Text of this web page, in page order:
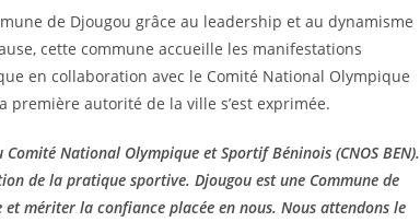
de Djougou grâce au leadership et au dynamisme
cette commune accueille les manifestations
en collaboration avec le Comité National Olympique
première autorité de la ville s’est exprimée.
National Olympique et Sportif Béninois (CNOS BEN).
de la pratique sportive. Djougou est une Commune de
mériter la confiance placée en nous. Nous attendons le